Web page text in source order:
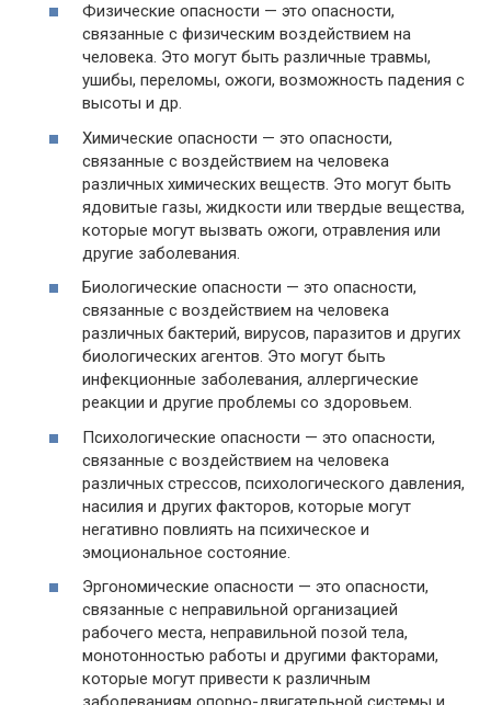
Физические опасности — это опасности,
связанные с физическим воздействием на
человека. Это могут быть различные травмы,
ушибы, переломы, ожоги, возможность падения с
высоты и др.
Химические опасности — это опасности,
связанные с воздействием на человека
различных химических веществ. Это могут быть
ядовитые газы, жидкости или твердые вещества,
которые могут вызвать ожоги, отравления или
другие заболевания.
Биологические опасности — это опасности,
связанные с воздействием на человека
различных бактерий, вирусов, паразитов и других
биологических агентов. Это могут быть
инфекционные заболевания, аллергические
реакции и другие проблемы со здоровьем.
Психологические опасности — это опасности,
связанные с воздействием на человека
различных стрессов, психологического давления,
насилия и других факторов, которые могут
негативно повлиять на психическое и
эмоциональное состояние.
Эргономические опасности — это опасности,
связанные с неправильной организацией
рабочего места, неправильной позой тела,
монотонностью работы и другими факторами,
которые могут привести к различным